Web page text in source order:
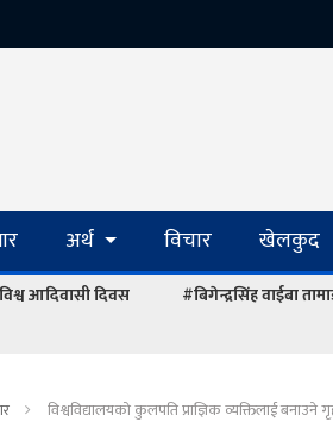
अर्थ विचार खेलकुद
आदिवासी दिवस #बिगेन्द्रसिंह वाईबा
विश्वविद्यालयको कुलपति प्राज्ञिक व्यक्तिलाई बनाउने